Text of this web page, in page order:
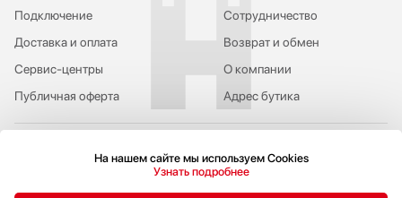
Подключение
Публичная оферта
Сервис-центры
Доставка и оплата
Сотрудничество
Возврат и обмен
О компании
Адрес бутика
На нашем сайте мы используем Cookies
Узнать подробнее